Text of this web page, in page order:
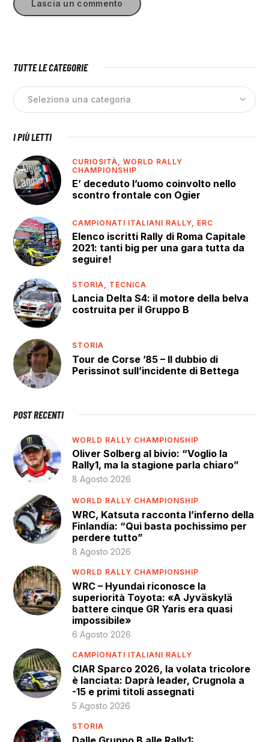
TUTTE LE CATEGORIE
I PIÙ LETTI
CURIOSITÀ,WORLD RALLY
CHAMPIONSHIP
E’ deceduto l’uomo coinvolto nello
scontro frontale con Ogier
CAMPIONATI ITALIANI RALLY, ERC
Elenco iscritti Rally di Roma Capitale
2021: tanti big per una gara tutta da
seguire!
STORIA, TECNICA
Lancia Delta S4: il motore della belva
costruita per il Gruppo B
STORIA
Tour de Corse ’85 – Il dubbio di
Perissinot sull’incidente di Bettega
POST RECENTI
WORLD RALLY CHAMPIONSHIP
Oliver Solberg al bivio: “Voglio la
Rally1, ma la stagione parla chiaro”
8 Agosto 2026
WORLD RALLY CHAMPIONSHIP
WRC, Katsuta racconta l’inferno della
Finlandia: “Qui basta pochissimo per
perdere tutto”
8 Agosto 2026
WORLD RALLY CHAMPIONSHIP
WRC – Hyundai riconosce la
superiorità Toyota: «A Jyväskylä
battere cinque GR Yaris era quasi
impossibile»
6 Agosto 2026
CAMPIONATI ITALIANI RALLY
CIAR Sparco 2026, la volata tricolore
è lanciata: Daprà leader, Crugnola a
-15 e primi titoli assegnati
5 Agosto 2026
STORIA